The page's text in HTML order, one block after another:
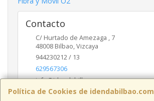
Política de Cookies de idendabilbao.com
Contacto
C/ Hurtado de Amezaga , 7
48008 Bilbao,Vizcaya
944230212 / 13
629567306
info@idendabilbao.com